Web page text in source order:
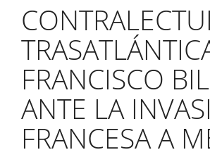
FRANCISCO
ANTE LA
FRANCESA A